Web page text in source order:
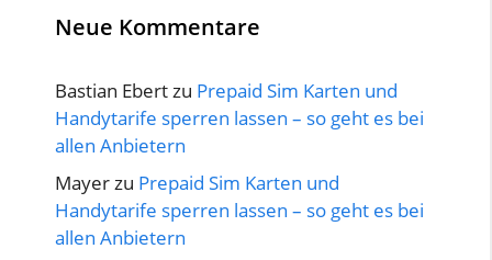
Neue Kommentare
Bastian Ebertzu Prepaid Sim Karten und
Handytarife sperren lassen – so geht es bei
allen Anbietern
Mayer zu Prepaid Sim Karten und
Handytarife sperren lassen – so geht es bei
allen Anbietern